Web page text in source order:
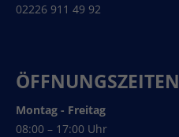
02226 911 49 92
ÖFFNUNGSZEITEN
Montag - Freitag
08:00 – 17:00 Uhr